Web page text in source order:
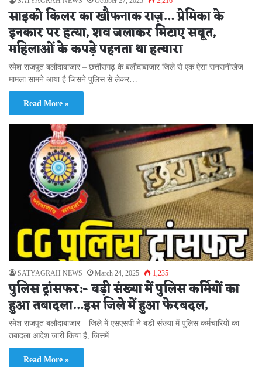
साइको किलर का खौफनाक राज़… प्रेमिका के
इनकार पर हत्या, शव जलाकर मिटाए सबूत,
महिलाओं के कपड़े पहनता था हत्यारा
रमेश राजपूत बलौदाबाजार – छत्तीसगढ़ के बलौदाबाजार जिले से एक ऐसा सनसनीखेज
मामला सामने आया है जिसने पुलिस से लेकर…
Read More »
SATYAGRAH NEWS March 24, 2025 1,235
पुलिस ट्रांसफर:- बड़ी संख्या में पुलिस कर्मियों का
हुआ तबादला…इस जिले में हुआ फेरबदल,
रमेश राजपूत बलौदाबाजार – जिले में एसएसपी ने बड़ी संख्या में पुलिस कर्मचारियों का
तबादला आदेश जारी किया है, जिसमें…
Read More »